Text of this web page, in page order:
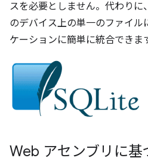
スを必要としません。代わりに
のデバイス上の単一のファイル
ケーションに簡単に統合できま
Web アセンブリに基